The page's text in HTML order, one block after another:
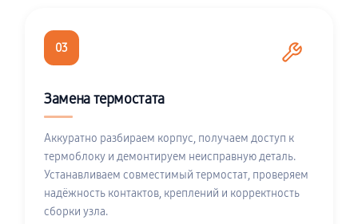
03
Замена термостата
Аккуратно разбираем корпус, получаем доступ к
термоблоку и демонтируем неисправную деталь.
Устанавливаем совместимый термостат, проверяем
надёжность контактов, креплений и корректность
сборки узла.